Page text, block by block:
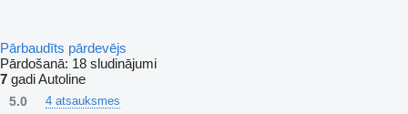
Pārbaudīts pārdevējs
Pārdošanā: 18 sludinājumi
7 gadi Autoline
5.0 4 atsauksmes